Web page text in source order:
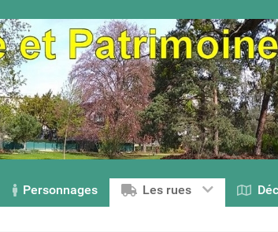
Personnages Les rues